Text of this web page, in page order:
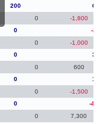
200
0 -1,800
0
-
0 -1,000
0
0 600
0
0 -1,500
0
-
0 7,300